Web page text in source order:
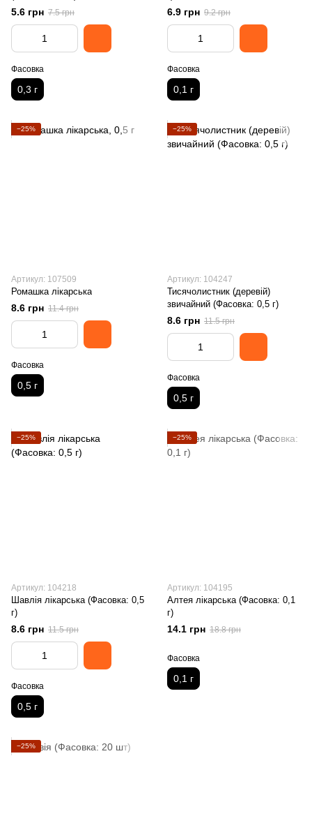
5.6 грн 7.5 грн
Фасовка
0,3 г
6.9 грн 9.2 грн
Фасовка
0,1 г
−25%
Артикул: 107509
Ромашка лікарська
8.6 грн 11.4 грн
Фасовка
0,5 г
−25%
Артикул: 104247
Тисячолистник (деревій)
звичайний (Фасовка: 0,5 г)
8.6 грн 11.5 грн
Фасовка
0,5 г
−25%
Артикул: 104218
Шавлія лікарська (Фасовка: 0,5
г)
8.6 грн 11.5 грн
Фасовка
0,5 г
−25%
Артикул: 104195
Алтея лікарська (Фасовка: 0,1
г)
14.1 грн 18.8 грн
Фасовка
0,1 г
−25%